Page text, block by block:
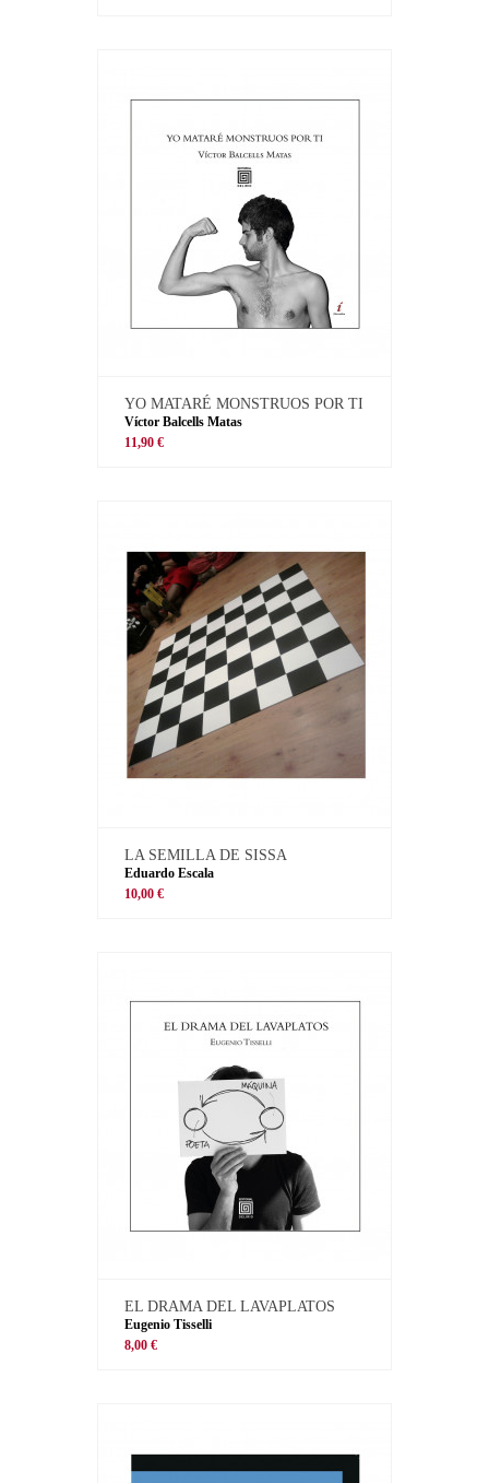
YO MATARÉ MONSTRUOS POR TI
Víctor Balcells Matas
11,90 €
LA SEMILLA DE SISSA
Eduardo Escala
10,00 €
EL DRAMA DEL LAVAPLATOS
Eugenio Tisselli
8,00 €